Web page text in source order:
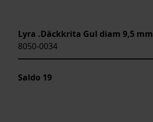
Lyra .Däckkrita Gul diam 9,5 mm
8050-0034
Saldo 19